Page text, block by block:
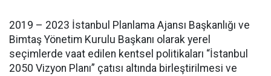
2019 – 2023 İstanbul Planlama Ajansı Başkanlığı ve
Bimtaş Yönetim Kurulu Başkanı olarak yerel
seçimlerde vaat edilen kentsel politikaları “İstanbul
2050 Vizyon Planı” çatısı altında birleştirilmesi ve